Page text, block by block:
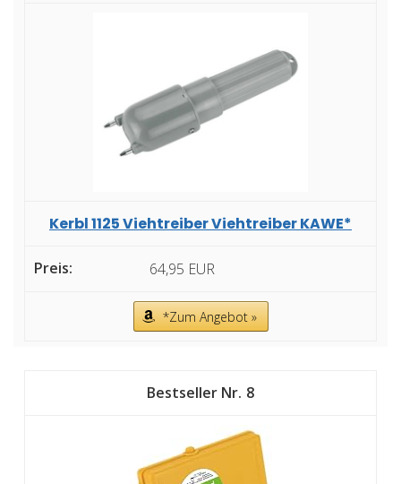
Kerbl 1125 Viehtreiber Viehtreiber KAWE*
64,95 EUR
*Zum Angebot »
8